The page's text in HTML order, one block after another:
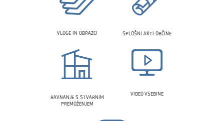
VLOGE IN OBRAZCI SPLOŠNI AKTI OBČINE
RAVNANJE S STVARNIM
PREMOŽENJEM
VIDEO VSEBINE